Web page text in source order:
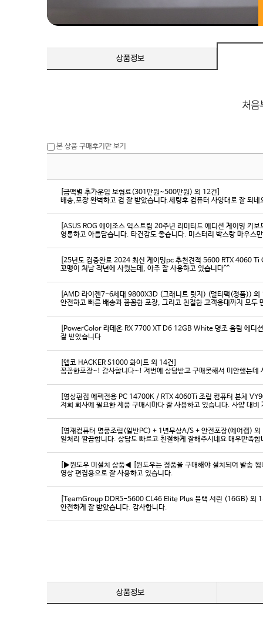
본 상품 구매후기만 보기
[금액별 추가운임 보험료(301만원~500만원) 외 12건]
배송,포장 완벽하고 컴 잘 받았습니다.세팅후 컴퓨터 사양대로 잘 되
[ASUS ROG 에이조스 익스트림 20주년 리미티드 에디션 게이밍 키
영롱하고 아름답습니다. 타건감도 좋습니다. 미스터리 박스랑 마우스
[25년도 검증완료 2024 최신 게이밍pc 추천견적 5600 RTX 4060
꼬맹이 처남 작년에 사줬는데, 아주 잘 사용하고 있습니다^^
[AMD 라이젠7-6세대 9800X3D (그래니트 릿지) (멀티팩(정품)) 외
[PowerColor 라데온 RX 7700 XT D6 12GB White 명조 음림 에디
잘 받았습니다
[앱코 HACKER S1000 화이트 외 14건]
꼼꼼한포장~! 감사합니다~! 저번에 상담받고 구매못해서 미안했는
[영상편집 에펙전용 PC 14700K / RTX 4060Ti 조립 컴퓨터 본체
[영재컴퓨터 명품조립(일반PC) + 1년무상A/S + 안전포장(에어캡)
일처리 깔끔합니다. 상담도 빠르고 친절하게 잘해주시네요 매우만족
[▶윈도우 미설치 상품◀ [윈도우는 정품을 구매해야 설치되어 발송
영상 편집용으로 잘 사용하고 있습니다.
[TeamGroup DDR5-5600 CL46 Elite Plus 블랙 서린 (16GB) 외
안전하게 잘 받았습니다. 감사합니다.